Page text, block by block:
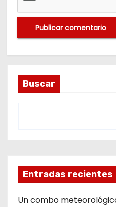
Buscar
Entradas recientes
Un combo